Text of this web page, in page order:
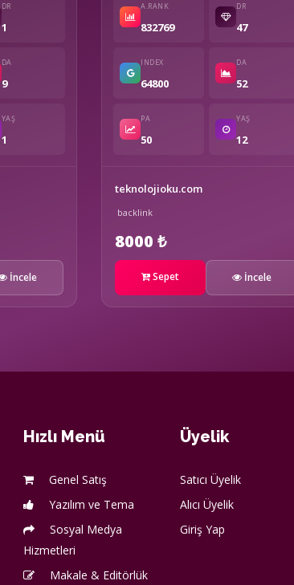
DR
1
DA
9
YAŞ
1
İncele
A.RANK
832769
DR
47
INDEX
64800
DA
52
PA
50
YAŞ
12
teknolojioku.com
backlink
8000 ₺
Sepet İncele
Hızlı Menü
Genel Satış
Yazılım ve Tema
Sosyal Medya
Hizmetleri
Makale & Editörlük
Üyelik
Satıcı Üyelik
Alıcı Üyelik
Giriş Yap